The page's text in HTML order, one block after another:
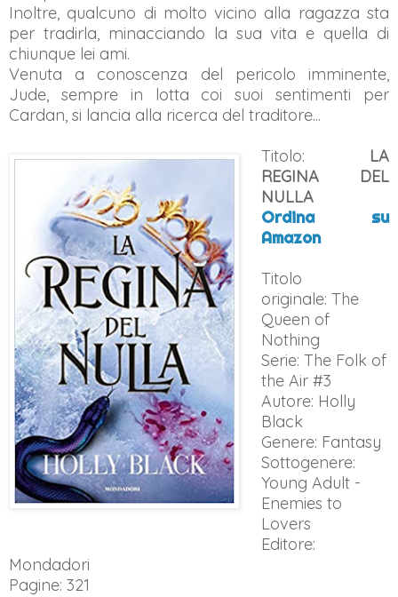
Inoltre, qualcuno di molto vicino alla ragazza sta
per tradirla, minacciando la sua vita e quella di
chiunque lei ami.
Venuta a conoscenza del pericolo imminente,
Jude, sempre in lotta coi suoi sentimenti per
Cardan, si lancia alla ricerca del traditore...
Titolo: LA
REGINA DEL
NULLA
Ordina su
Amazon
Titolo
originale: The
Queen of
Nothing
Serie: The Folk of
the Air #3
Autore: Holly
Black
Genere: Fantasy
Sottogenere:
Young Adult -
Enemies to
Lovers
Editore:
Mondadori
Pagine: 321